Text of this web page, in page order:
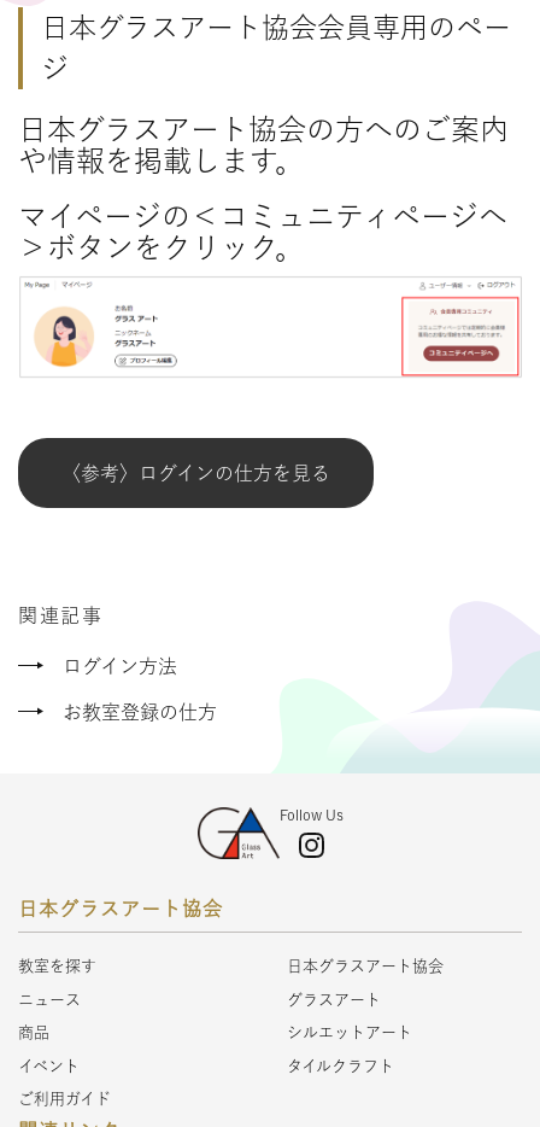
シルエットアート
タイルクラフト
日本グラスアート協会会員専用のペー
ジ
日本グラスアート協会の方へのご案内
や情報を掲載します。
マイページの＜コミュニティページへ
＞ボタンをクリック。
〈参考〉ログインの仕方を見る
関連記事
ログイン方法
お教室登録の仕方
Follow Us
日本グラスアート協会
教室を探す
ニュース
商品
イベント
ご利用ガイド
日本グラスアート協会
グラスアート
シルエットアート
タイルクラフト